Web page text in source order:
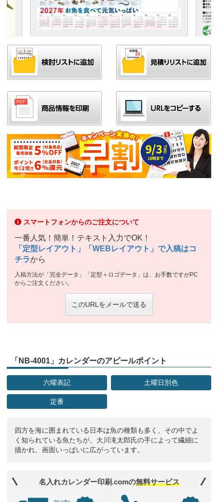
スマートフォンからのご注文について
一番人気！簡単！テキスト入力でOK！
「定型レイアウト」「WEBレイアウト」で入稿はコ
チラから
入稿方法が「完全データ」「定型＋ロゴデータ」は、お手数ですがPC
からご注文ください。
このURLをメールで送る
「NB-4001」カレンダーのアピールポイント
六曜表記 土曜日別色
定番
四方を海に囲まれている日本は魚の種類も多く、その中でよ
く知られている魚たちが、大川滝太郎氏の手によって繊細に
描かれ、画面いっぱいに広がっています。
名入れカレンダー印刷.comの無料サービス